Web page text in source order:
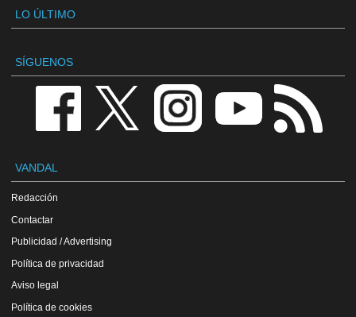
LO ÚLTIMO
SÍGUENOS
VANDAL
Redacción
Contactar
Publicidad / Advertising
Política de privacidad
Aviso legal
Política de cookies